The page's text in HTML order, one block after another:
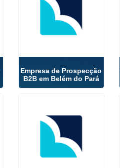
Empresa de Prospecção
B2B em Belém do Pará